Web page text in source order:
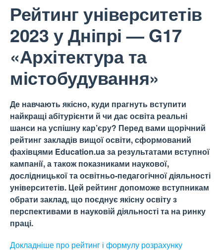
Рейтинг університетів
2023 у Дніпрі — G17
«Архітектура та
містобудування»
Де навчають якісно, куди прагнуть вступити
найкращі абітурієнти й чи дає освіта реальні
шанси на успішну кар’єру? Перед вами щорічний
рейтинг закладів вищої освіти, сформований
фахівцями Education.ua за результатами вступної
кампанії, а також показниками наукової,
дослідницької та освітньо-педагогічної діяльності
університетів. Цей рейтинг допоможе вступникам
обрати заклад, що поєднує якісну освіту з
перспективами в науковій діяльності та на ринку
праці.
Докладніше про рейтинг і формулу розрахунку